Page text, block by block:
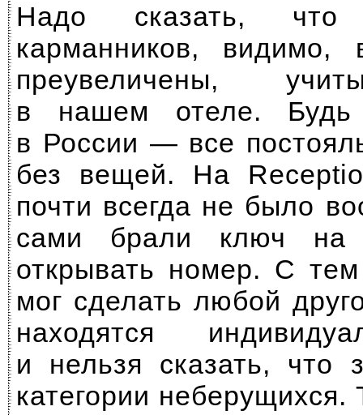
Надо сказать,
карманников, видимо,
преувеличены,
в нашем отеле. Будь
в России — все
без вещей. На
почти всегда не было
сами брали ключ
открывать номер. С
мог сделать любой
находятся
и нельзя сказать, что
категории